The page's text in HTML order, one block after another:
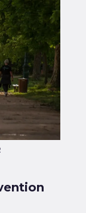
font du vélo